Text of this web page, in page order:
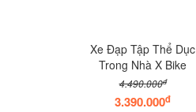
Xe Đạp Tập Thể Dục
Trong Nhà X Bike
4.490.000đ
3.390.000đ